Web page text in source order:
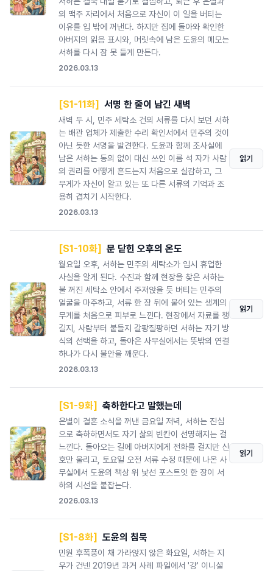
의 맥주 자리에서 처음으로 자신이 이 일을 버티는
이유를 입 밖에 꺼낸다. 하지만 집에 돌아와 확인한
아버지의 읽음 표시와, 머릿속에 남은 도윤의 메모는
서하를 다시 잠 못 들게 만든다.
2026.03.13
[S1-11화] 서명 한 줄이 남긴 새벽
새벽 두 시, 민주 세탁소 건의 서류를 다시 보던 서하
는 배관 업체가 제출한 수리 확인서에서 민주의 것이
아닌 듯한 서명을 발견한다. 도윤과 함께 조사실에
남은 서하는 동의 없이 대신 쓰인 이름 석 자가 사람
의 권리를 어떻게 흔드는지 처음으로 실감하고, 그
무게가 자신이 알고 있는 또 다른 서류의 기억과 조
용히 겹치기 시작한다.
2026.03.13
읽기
[S1-10화] 문 닫힌 오후의 온도
월요일 오후, 서하는 민주의 세탁소가 임시 휴업한
사실을 알게 된다. 수진과 함께 현장을 찾은 서하는
불 꺼진 세탁소 안에서 주저앉을 듯 버티는 민주의
얼굴을 마주하고, 서류 한 장 뒤에 붙어 있는 생계의
무게를 처음으로 피부로 느낀다. 현장에서 자료를 챙
길지, 사람부터 붙들지 갈팡질팡하던 서하는 자기 방
식의 선택을 하고, 돌아온 사무실에서는 뜻밖의 연결
하나가 다시 불안을 깨운다.
2026.03.13
읽기
[S1-9화] 축하한다고 말했는데
은별이 결혼 소식을 꺼낸 금요일 저녁, 서하는 진심
으로 축하하면서도 자기 삶의 빈칸이 선명해지는 걸
느낀다. 돌아오는 길에 아버지에게 전화를 걸지만 신
호만 울리고, 토요일 오전 서류 수정 때문에 나온 사
무실에서 도윤의 책상 위 낯선 포스트잇 한 장이 서
하의 시선을 붙잡는다.
2026.03.13
읽기
[S1-8화] 도윤의 침묵
민원 후폭풍이 채 가라앉지 않은 화요일, 서하는 지
우가 건넨 2019년 과거 사례 파일에서 '강' 이니셜